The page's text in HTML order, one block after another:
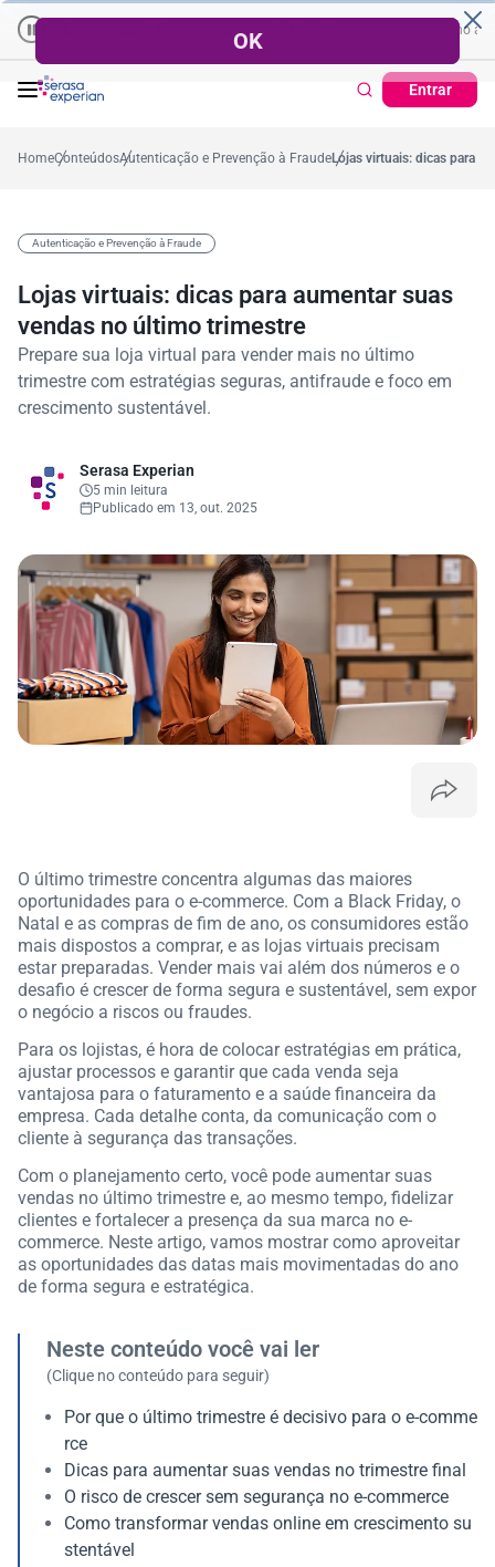
Empresas | Recuperação de Crédito Percentual médio no ano
Entrar
ano Cartão de Crédito |
HomeConteúdosAutenticação e Prevenção à FraudeLojas virtuais: dicas para
Autenticação e Prevenção à Fraude
Lojas virtuais: dicas para aumentar suas
vendas no último trimestre
Prepare sua loja virtual para vender mais no último
trimestre com estratégias seguras, antifraude e foco em
crescimento sustentável.
Serasa Experian
5 min leitura
Publicado em 13, out. 2025
O último trimestre concentra algumas das maiores
oportunidades para o e-commerce. Com a Black Friday, o
Natal e as compras de fim de ano, os consumidores estão
mais dispostos a comprar, e as lojas virtuais precisam
estar preparadas. Vender mais vai além dos números e o
desafio é crescer de forma segura e sustentável, sem expor
o negócio a riscos ou fraudes.
Para os lojistas, é hora de colocar estratégias em prática,
ajustar processos e garantir que cada venda seja
vantajosa para o faturamento e a saúde financeira da
empresa. Cada detalhe conta, da comunicação com o
cliente à segurança das transações.
Com o planejamento certo, você pode aumentar suas
vendas no último trimestre e, ao mesmo tempo, fidelizar
clientes e fortalecer a presença da sua marca no e-
commerce. Neste artigo, vamos mostrar como aproveitar
as oportunidades das datas mais movimentadas do ano
de forma segura e estratégica.
Neste conteúdo você vai ler
(Clique no conteúdo para seguir)
Por que o último trimestre é decisivo para o e-comme
rce
Dicas para aumentar suas vendas no trimestre final
O risco de crescer sem segurança no e-commerce
Como transformar vendas online em crescimento su
stentável